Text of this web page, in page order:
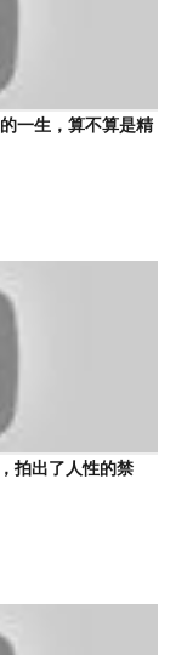
一生，算不算是精
拍出了人性的禁